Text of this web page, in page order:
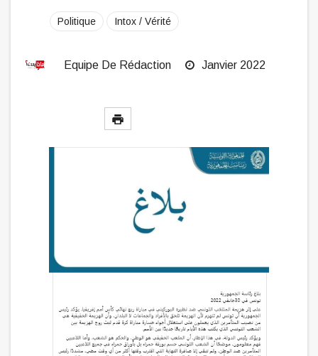
Politique Intox / Vérité
Equipe De Rédaction Janvier 2022